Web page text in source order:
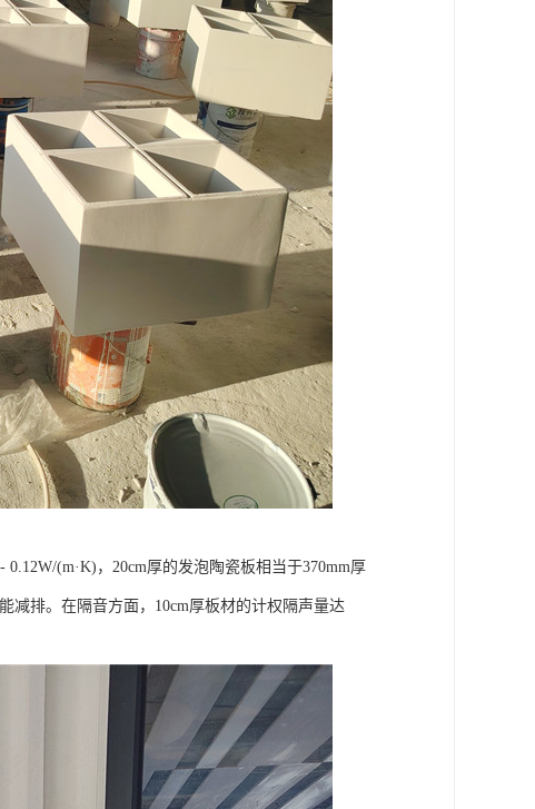
(m·K)，20cm厚的发泡陶瓷板相当于370mm厚
减排。在隔音方面，10cm厚板材的计权隔声量达